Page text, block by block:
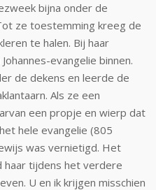
bijna onder de
ze toestemming kreeg de
te ha­len. Bij haar
evangelie binnen.
de dekens en leerde de
Als ze een
een propje en wierp dat
hele evangelie (805
was ver­nietigd. Het
haar tijdens het verdere
U en ik krijgen misschien